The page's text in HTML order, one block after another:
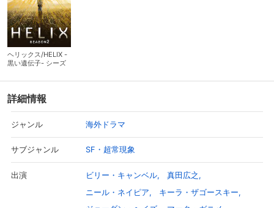
ヘリックス/HELIX -
黒い遺伝子- シーズ
詳細情報
ジャンル 海外ドラマ
サブジャンル SF・超常現象
出演 ビリー・キャンベル
真田広之
ニール・ネイピア
キーラ・ザゴースキー